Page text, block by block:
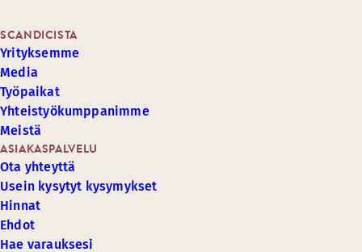
ASIAKASPALVELU
Ota yhteyttä
Usein kysytyt kysymykset
Hinnat
Ehdot
Hae varauksesi
SCANDICISTA
Yrityksemme
Media
Työpaikat
Yhteistyökumppanimme
Meistä